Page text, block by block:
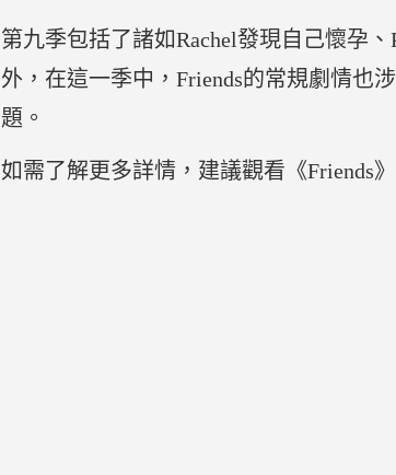
第九季包括了諸如Rachel發現自己懷孕
外，在這一季中，Friends的常規劇情也
題。
如需了解更多詳情，建議觀看《Friends